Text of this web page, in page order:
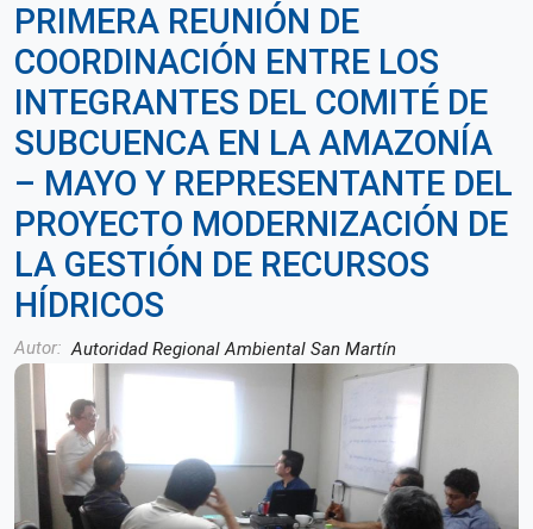
PRIMERA REUNIÓN DE
COORDINACIÓN ENTRE LOS
INTEGRANTES DEL COMITÉ DE
SUBCUENCA EN LA AMAZONÍA
– MAYO Y REPRESENTANTE DEL
PROYECTO MODERNIZACIÓN DE
LA GESTIÓN DE RECURSOS
HÍDRICOS
Autor Autoridad Regional Ambiental San Martín